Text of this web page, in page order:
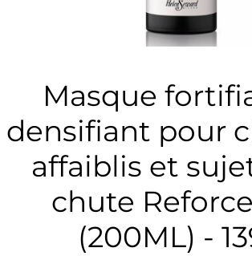
Masque
densifiant pour
affaiblis et
chute
(200ML) -